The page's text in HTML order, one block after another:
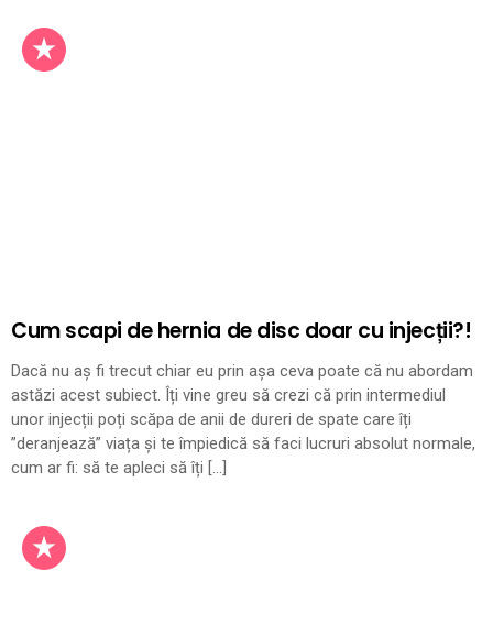
Cum scapi de hernia de disc doar cu injecții?!
Dacă nu aș fi trecut chiar eu prin așa ceva poate că nu abordam
astăzi acest subiect. Îți vine greu să crezi că prin intermediul
unor injecții poți scăpa de anii de dureri de spate care îți
”deranjează” viața și te împiedică să faci lucruri absolut normale,
cum ar fi: să te apleci să îți […]